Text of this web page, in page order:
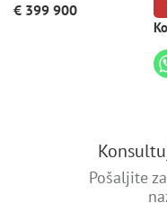
€ 399 900
Pošaljite